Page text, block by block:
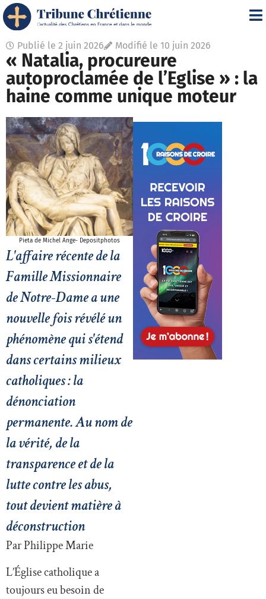
Publié le 2 juin 2026 Modifié le 10 juin 2026
« Natalia, procureure
autoproclamée de l’Eglise » : la
haine comme unique moteur
Pieta de Michel Ange- Depositphotos
L'affaire récente de la
Famille Missionnaire
de Notre-Dame a une
nouvelle fois révélé un
phénomène qui s'étend
dans certains milieux
catholiques : la
dénonciation
permanente. Au nom de
la vérité, de la
transparence et de la
lutte contre les abus,
tout devient matière à
déconstruction
Par Philippe Marie
L’Église catholique a
toujours eu besoin de